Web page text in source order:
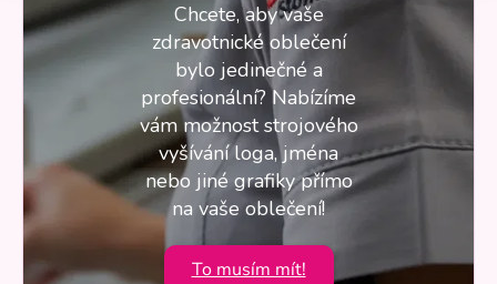
Chcete, aby vaše
zdravotnické oblečení
bylo jedinečné a
profesionální? Nabízíme
vám možnost strojového
vyšívání loga, jména
nebo jiné grafiky přímo
na vaše oblečení!
To musím mít!